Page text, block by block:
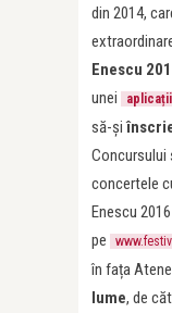
din 2014,
Enescu
unei
aplicații
să-și
Concursului
concertele
Enescu
pe
în fața
lume, de